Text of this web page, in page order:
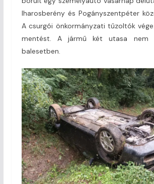
Iharosberény és Pogányszentpéter
A csurgói önkormányzati tűzoltók
mentést. A jármű két utasa nem
balesetben.